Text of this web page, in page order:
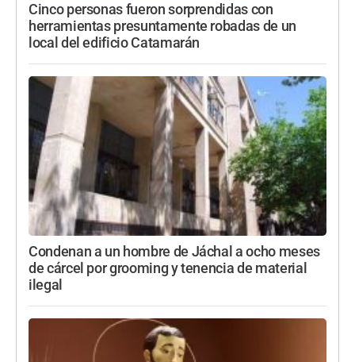
Cinco personas fueron sorprendidas con
herramientas presuntamente robadas de un
local del edificio Catamarán
Condenan a un hombre de Jáchal a ocho meses
de cárcel por grooming y tenencia de material
ilegal